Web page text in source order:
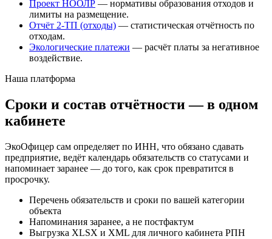
Проект НООЛР — нормативы образования отходов и
лимиты на размещение.
Отчёт 2-ТП (отходы) — статистическая отчётность по
отходам.
Экологические платежи — расчёт платы за негативное
воздействие.
Наша платформа
Сроки и состав отчётности — в одном
кабинете
ЭкоОфицер сам определяет по ИНН, что обязано сдавать
предприятие, ведёт календарь обязательств со статусами и
напоминает заранее — до того, как срок превратится в
просрочку.
Перечень обязательств и сроки по вашей категории
объекта
Напоминания заранее, а не постфактум
Выгрузка XLSX и XML для личного кабинета РПН